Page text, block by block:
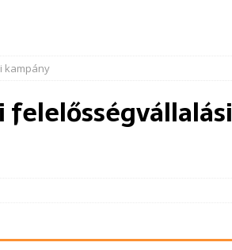
kampány
felelősségvállalási